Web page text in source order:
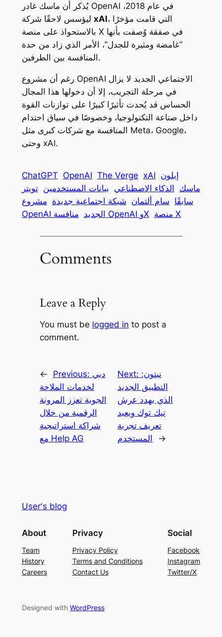
يُذكر أن ماسك غادر OpenAI في عام 2018،
xAI، التي قامت مؤخرًا
بالاستحواذ على منصة X في صفقة وُصفت بأنها
“غامضة ومثيرة للجدل”، الأمر الذي زاد من حدة
المنافسة بين الطرفين.
رغم أن مشروع OpenAI الاجتماعي الجديد لا يزال
في مرحلة التجريب، إلا أن دخولها هذا المجال
الحساس قد يُحدث تأثيرًا كبيرًا على توازنات القوة
داخل صناعة التكنولوجيا، وخصوصًا في سياق احتدام
المنافسة مع شركات كبرى مثل Meta، Google،
وحتى xAI.
ChatGPT OpenAI The Verge xAI إيلون
ماسك
الذكاء الاصطناعي بيانات المستخدمين تويتر
سابقًا سام ألتمان شبكة اجتماعية جديدة مشروع
OpenAI الجديد
منافسة OpenAI وX منصة X
Comments
Leave a Reply
You must be logged in to post a
comment.
← Previous: دبي
لخدمات الملاحة
الجوية تعزز المرونة
الرقمية من خلال
شراكة استراتيجية
مع Help AG
Next: نبتون:
التطبيق الجديد
الذي يهدد عرش
تيك توك ويعيد
تعريف تجربة
المستخدم
→
User's blog
About
Team
History
Careers
Privacy
Privacy Policy
Terms and Conditions
Contact Us
Social
Facebook
Instagram
Twitter/X
Designed with WordPress